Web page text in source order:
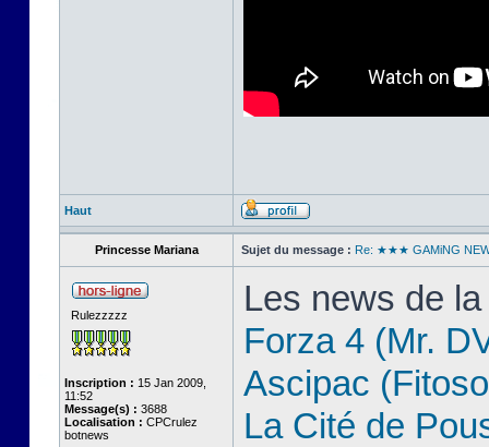
Haut
Princesse Mariana Sujet du message : Re: ★★★ GAMiNG
Rulezzzzz
Inscription : 15 Jan 2009,
11:52
Message(s) : 3688
Localisation : CPCrulez
botnews
Les news de
Forza 4 (Mr.
Ascipac
La Cité de